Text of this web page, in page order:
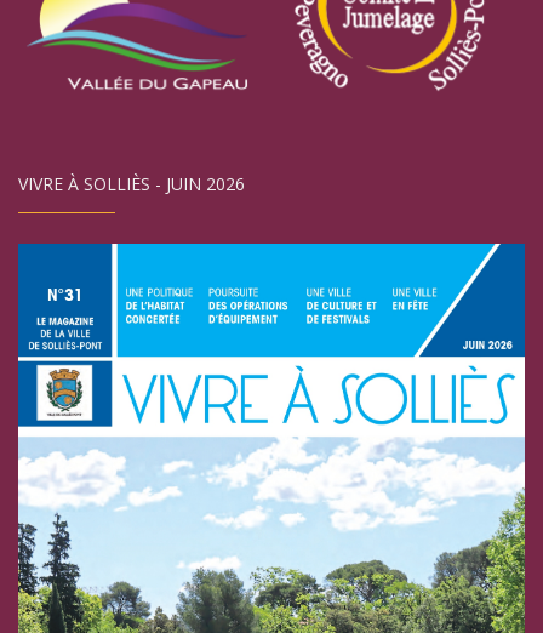
VIVRE À SOLLIÈS - JUIN 2026